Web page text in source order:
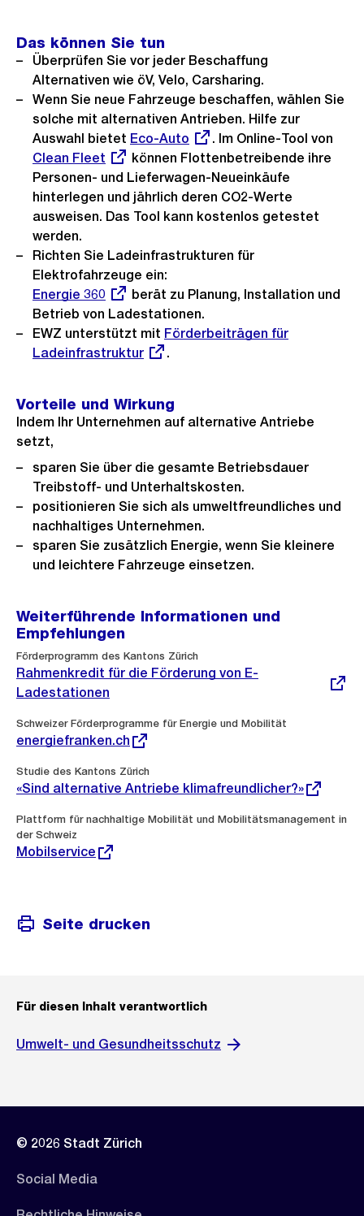
Das können Sie tun
Überprüfen Sie vor jeder Beschaffung
Alternativen wie öV, Velo, Carsharing.
Wenn Sie neue Fahrzeuge beschaffen, wählen Sie
solche mit alternativen Antrieben. Hilfe zur
Auswahl bietet Externer
Link:
Eco-Auto . Im Online-Tool von
Clean Fleet
können Flottenbetreibende ihre
Personen- und Lieferwagen-Neueinkäufe
hinterlegen und jährlich deren CO2-Werte
ausweisen. Das Tool kann kostenlos getestet
werden.
Richten Sie Ladeinfrastrukturen für
Elektrofahrzeuge ein:
Externer
Link:
Energie 360
berät zu Planung, Installation und
Betrieb von Ladestationen.
EWZ unterstützt mit Externer
Link:
Förderbeiträgen für
Ladeinfrastruktur
.
Vorteile und Wirkung
Indem Ihr Unternehmen auf alternative Antriebe
setzt,
sparen Sie über die gesamte Betriebsdauer
Treibstoff- und Unterhaltskosten.
positionieren Sie sich als umweltfreundliches und
nachhaltiges Unternehmen.
sparen Sie zusätzlich Energie, wenn Sie kleinere
und leichtere Fahrzeuge einsetzen.
Weiterführende Informationen und
Empfehlungen
Förderprogramm des Kantons Zürich
Externer
Link:
Rahmenkredit für die Förderung von E-
Ladestationen
Schweizer Förderprogramme für Energie und Mobilität
Externer
Link:
energiefranken.ch
Studie des Kantons Zürich
Externer
Link:
«Sind alternative Antriebe klimafreundlicher?»
Plattform für nachhaltige Mobilität und Mobilitätsmanagement in
der Schweiz
Externer
Link:
Mobilservice
Seite drucken
Für diesen Inhalt verantwortlich
Umwelt- und Gesundheitsschutz
© 2026 Stadt Zürich
Social Media